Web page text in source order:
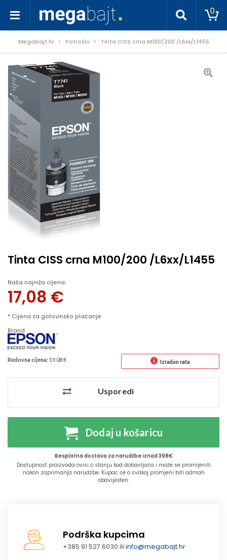
0
Megabajt.hr Potrošni Tinta CISS crna M100/200 /L6xx/L1455
Tinta CISS crna M100/200 /L6xx/L1455
Naša najniža cijena:
17,08 €
* Cijena za gotovinsko plaćanje
Brand
Redovna cijena: 19.08 € Izračun rata
Usporedi
Dodaj u košaricu
Besplatna dostava za narudžbe iznad 398€
Dostupnost proizvoda ovisi o stanju kod dobavljača i može se promijeniti
nakon zaprimanja narudžbe. Kupac će o svakoj promjeni biti odmah
obaviješten.
Podrška kupcima
+385 91 527 6030 iliinfo@megabajt.hr